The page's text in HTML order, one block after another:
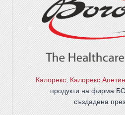
Калорекс,Калорекс Апетин
продукти на фирма
създадена